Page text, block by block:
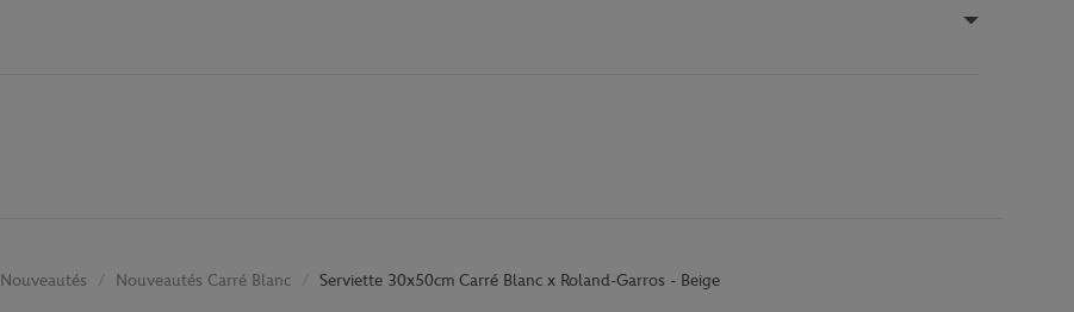
Nouveautés Nouveautés Carré Blanc Serviette 30x50cm Carré Blanc x Roland-Garros - Beige